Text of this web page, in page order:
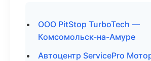
ООО PitStop TurboTech —
Комсомольск-на-Амуре
Автоцентр ServicePro